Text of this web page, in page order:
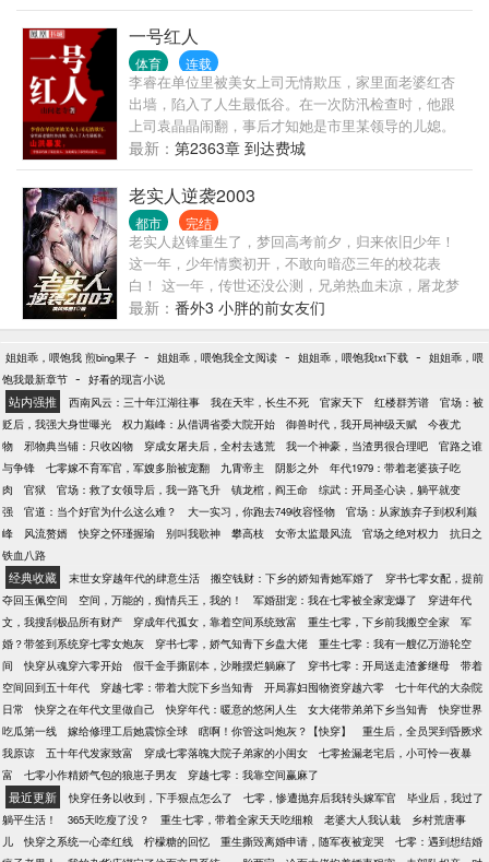
一号红人
体育 连载
李睿在单位里被美女上司无情欺压，家里面老婆红杏
出墙，陷入了人生最低谷。在一次防汛检查时，他跟
上司袁晶晶闹翻，事后才知她是市里某领导的儿媳。
山洪暴发，李睿凑巧救了某位贵人，自此成为了市里
的大红人……
最新： 第2363章 到达费城
老实人逆袭2003
都市 完结
老实人赵锋重生了，梦回高考前夕，归来依旧少年！
这一年，少年情窦初开，不敢向暗恋三年的校花表
白！ 这一年，传世还没公测，兄弟热血未凉，屠龙梦
还没实现！ 这一年，遍地黄金遍地机遇，站在风口浪
尖上，猪都能上天！ 喝最烈的酒，泡最美的妞，溜最
凶的狗，杀最狠的人，装最
最新： 番外3 小胖的前女友们
姐姐乖，喂饱我 煎bing果子 - 姐姐乖，喂饱我全文阅读 - 姐姐乖，喂饱我txt下载 - 姐姐乖，喂
饱我最新章节 - 好看的现言小说
站内强推 西南风云：三十年江湖往事 我在天牢，长生不死 官家天下 红楼群芳谱
官场：被
贬后，我强大身世曝光
权力巅峰：从借调省委大院开始 御兽时代，我开局神级天赋
今夜尤
物
邪物典当铺：只收凶物 穿成女屠夫后，全村去逃荒 我一个神豪，当渣男很合理吧
官路之谁
与争锋
七零嫁不育军官，军嫂多胎被宠翻 九霄帝主 阴影之外
年代1979：带着老婆孩子吃
肉
官狱 官场：救了女领导后，我一路飞升 镇龙棺，阎王命
综武：开局圣心诀，躺平就变
强
官道：当个好官为什么这么难？ 大一实习，你跑去749收容怪物
官场：从家族弃子到权利巅
峰
风流赘婿 快穿之怀瑾握瑜 别叫我歌神 攀高枝 女帝太监最风流 官场之绝对权力
抗日之
铁血八路
经典收藏 末世女穿越年代的肆意生活 搬空钱财：下乡的娇知青她军婚了
穿书七零女配，提前
夺回玉佩空间
空间，万能的，痴情兵王，我的！ 军婚甜宠：我在七零被全家宠爆了
穿进年代
文，我搜刮极品所有财产
穿成年代孤女，靠着空间系统致富 重生七零，下乡前我搬空全家
军
婚？带签到系统穿七零女炮灰
穿书七零，娇气知青下乡盘大佬
重生七零：我有一艘亿万游轮空
间
快穿从魂穿六零开始 假千金手撕剧本，沙雕摆烂躺麻了 穿书七零：开局送走渣爹继母
带着
空间回到五十年代
穿越七零：带着大院下乡当知青 开局寡妇囤物资穿越六零
七十年代的大杂院
日常
快穿之在年代文里做自己 快穿年代：暖意的悠闲人生 女大佬带弟弟下乡当知青
快穿世界
吃瓜第一线
嫁给修理工后她震惊全球 瞎啊！你管这叫炮灰？【快穿】
重生后，全员哭到昏厥求
我原谅
五十年代发家致富 穿成七零落魄大院子弟家的小闺女
七零捡漏老宅后，小可怜一夜暴
富
七零小作精娇气包的狼崽子男友 穿越七零：我靠空间赢麻了
最近更新 快穿任务以收到，下手狠点怎么了 七零，惨遭抛弃后我转头嫁军官
毕业后，我过了
躺平生活！
365天吃瘦了没？ 重生七零，带着全家天天吃细粮 老婆大人我认栽
乡村荒唐事
儿
快穿之系统一心牵红线 柠檬糖的回忆 重生撕毁离婚申请，随军夜被宠哭
七零：遇到想结婚